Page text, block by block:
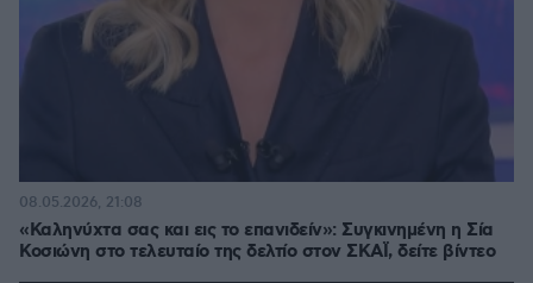
«Καληνύχτα σας και εις το επανιδείν»: Συγκινημένη η Σία
Κοσιώνη στο τελευταίο της δελτίο στον ΣΚΑΪ, δείτε βίντεο
08.05.2026, 21:08